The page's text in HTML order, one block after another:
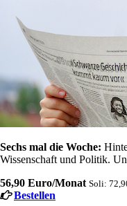
Sechs mal die Woche:
Wissenschaft und Politik.
56,90 Euro/Monat Soli:
Bestellen